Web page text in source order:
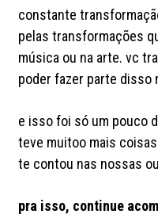
constante
pelas transformações
música ou na arte. vc
poder fazer parte disso
e isso foi só um pouco
teve muitoo mais
te contou nas nossas
pra isso, continue